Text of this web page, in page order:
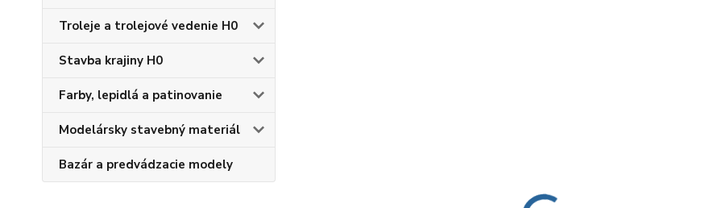
Troleje a trolejové vedenie H0
Stavba krajiny H0
Farby, lepidlá a patinovanie
Modelársky stavebný materiál
Bazár a predvádzacie modely